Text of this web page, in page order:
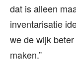
dat is alleen
inventarisatie
we de wijk
maken.”